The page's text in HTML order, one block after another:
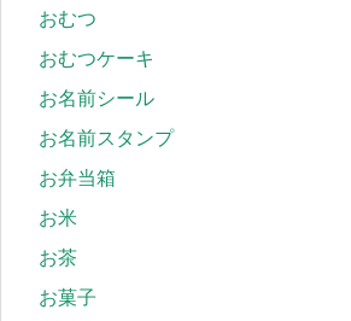
おむつ
おむつケーキ
お名前シール
お名前スタンプ
お弁当箱
お米
お茶
お菓子